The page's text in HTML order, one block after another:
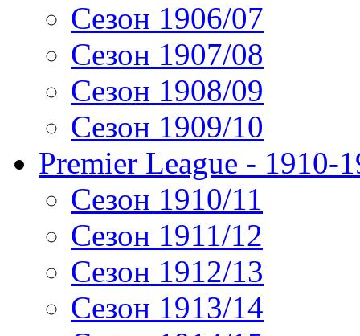
Сезон 1906/07
Сезон 1907/08
Сезон 1908/09
Сезон 1909/10
Premier League - 1910-
Сезон 1910/11
Сезон 1911/12
Сезон 1912/13
Сезон 1913/14